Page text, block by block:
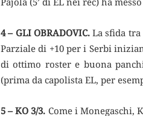
4 – GLI OBRADOVIC.La sfida tra
Parziale di +10 per i Serbi
di ottimo roster e buona
(prima da capolista EL, per
5 – KO 3/3. Come i Monegaschi,